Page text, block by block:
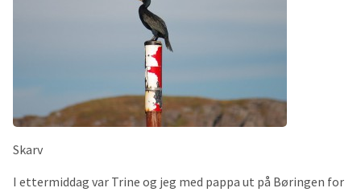
Skarv
I ettermiddag var Trine og jeg med pappa ut på Børingen for